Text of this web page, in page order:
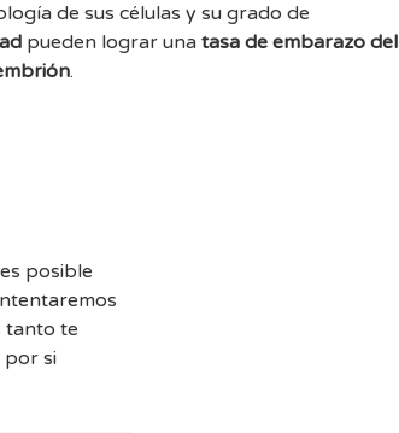
de sus células y su grado de
pueden lograr una tasa de embarazo del
.
posible
tanto te
por si